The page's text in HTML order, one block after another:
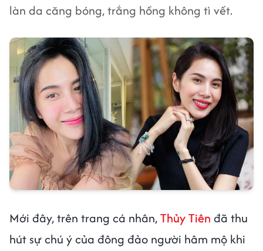
làn da căng bóng, trắng hồng không tì vết.
Mới đây, trên trang cá nhân,Thủy Tiên đã thu
hút sự chú ý của đông đảo người hâm mộ khi